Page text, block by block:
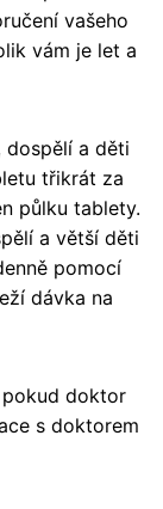
vašeho
vám je let a
dospělí a děti
třikrát za
půlku tablety.
a větší děti
pomocí
dávka na
pokud doktor
s doktorem